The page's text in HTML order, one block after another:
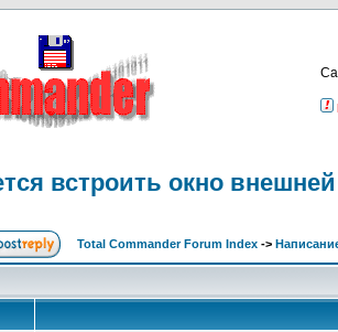
встроить окно
Total Commander Forum Index ->